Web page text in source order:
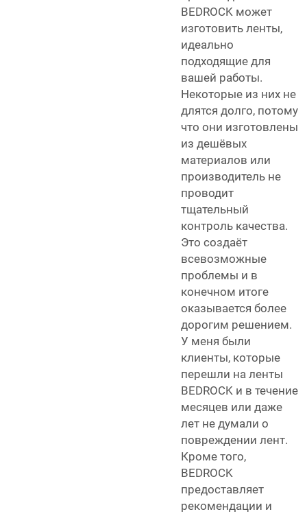
BEDROCK может
изготовить ленты,
идеально
подходящие для
вашей работы.
Некоторые из них не
длятся долго, потому
что они изготовлены
из дешёвых
материалов или
производитель не
проводит
тщательный
контроль качества.
Это создаёт
всевозможные
проблемы и в
конечном итоге
оказывается более
дорогим решением.
У меня были
клиенты, которые
перешли на ленты
BEDROCK и в течение
месяцев или даже
лет не думали о
повреждении лент.
Кроме того,
BEDROCK
предоставляет
рекомендации и